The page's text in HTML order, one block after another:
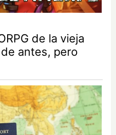
de la vieja
antes, pero